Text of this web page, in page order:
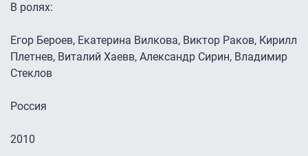
В ролях:
Егор Бероев, Екатерина Вилкова, Виктор Раков, Кирилл
Плетнев, Виталий Хаевв, Александр Сирин, Владимир
Стеклов
Россия
2010